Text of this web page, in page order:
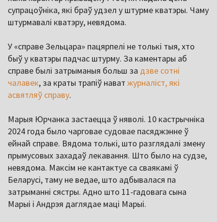
супрацоўніка, які браў удзел у штурме кватэры. Чаму
штурмавалі кватэру, невядома.
У «справе Зельцара» пацярпелі не толькі тыя, хто
быў у кватэры падчас штурму. За каментары аб
справе былі затрыманыя больш за дзве сотні
чалавек, за краты трапіў нават журналіст, які
асвятляў справу.
Марыя Юрчанка застаецца ў няволі. 10 кастрычніка
2024 года было чарговае судовае пасяджэнне ў
ейнай справе. Вядома толькі, што разглядалі змену
прымусовых захадаў лекавання. Што было на судзе,
невядома. Максім не кантактуе са сваякамі ў
Беларусі, таму не ведае, што адбывалася па
затрыманні сястры. Адно што 11-гадовага сына
Марыі і Андрэя даглядае маці Марыі.